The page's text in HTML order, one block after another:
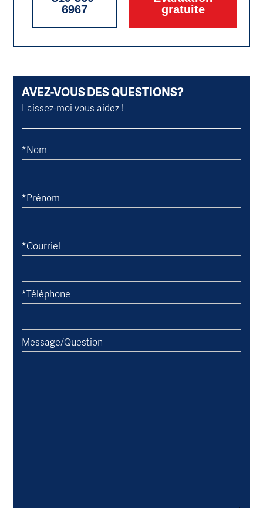
6967
gratuite
AVEZ-VOUS DES QUESTIONS?
Laissez-moi vous aidez !
*Nom
*Prénom
*Courriel
*Téléphone
Message/Question